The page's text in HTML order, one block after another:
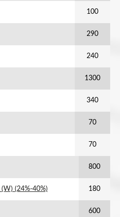
100
290
240
1300
340
70
70
800
(24%-40%) 180
600